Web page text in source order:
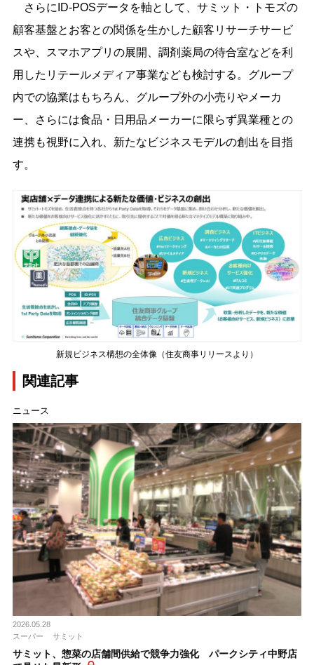
さらにID-POSデータを軸として、サミット・トモズの
顧客基盤とお客との関係を生かした顧客リサーチサービ
スや、スマホアプリの展開、調剤薬局の待合室などを利
用したリテールメディア事業なども検討する。グループ
内での協業はもちろん、グループ外の小売りやメーカ
ー、さらには食品・日用品メーカーに限らず異業種との
連携も視野に入れ、新たなビジネスモデルの創出を目指
す。
新規ビジネス構想の全体像（住友商事リリースより）
関連記事
ニュース
2026.05.28
スーパー
サミット
サミット、惣菜の店舗間供給で競争力強化 パークシティ中野店